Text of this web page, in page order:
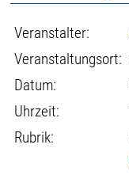
Veranstalter:
Veranstaltungsort:
Datum:
Uhrzeit:
Rubrik: